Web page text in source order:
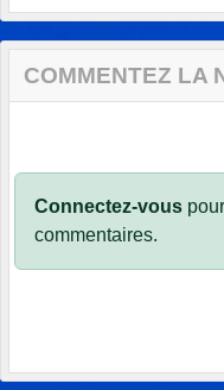
COMMENTEZ LA
Connectez-vous
commentaires.